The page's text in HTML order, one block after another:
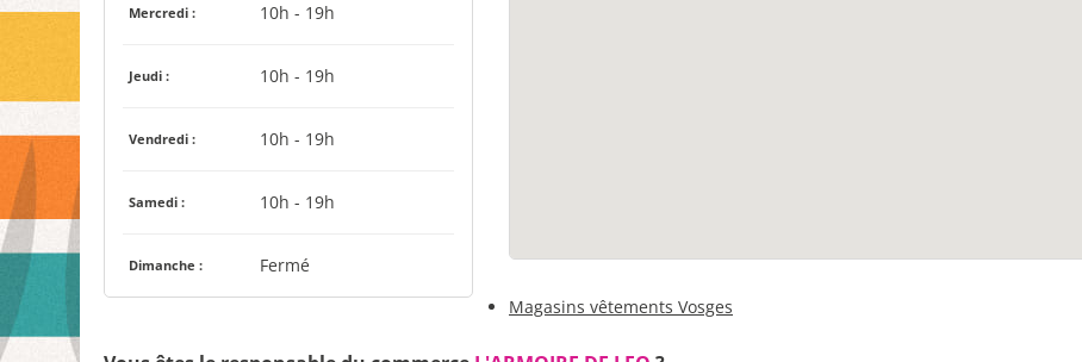
Mercredi : 10h - 19h
Jeudi : 10h - 19h
Vendredi : 10h - 19h
Samedi : 10h - 19h
Dimanche : Fermé
Magasins vêtements Vosges